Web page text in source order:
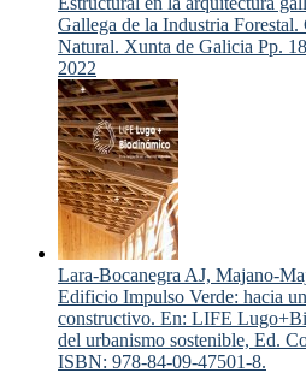
Gallega de la Industria
Natural. Xunta de Galicia Pp.
2022
Lara-Bocanegra AJ, Majano-
Edificio Impulso Verde: hacia
constructivo. En: LIFE
del urbanismo sostenible, Ed.
ISBN: 978-84-09-47501-8.